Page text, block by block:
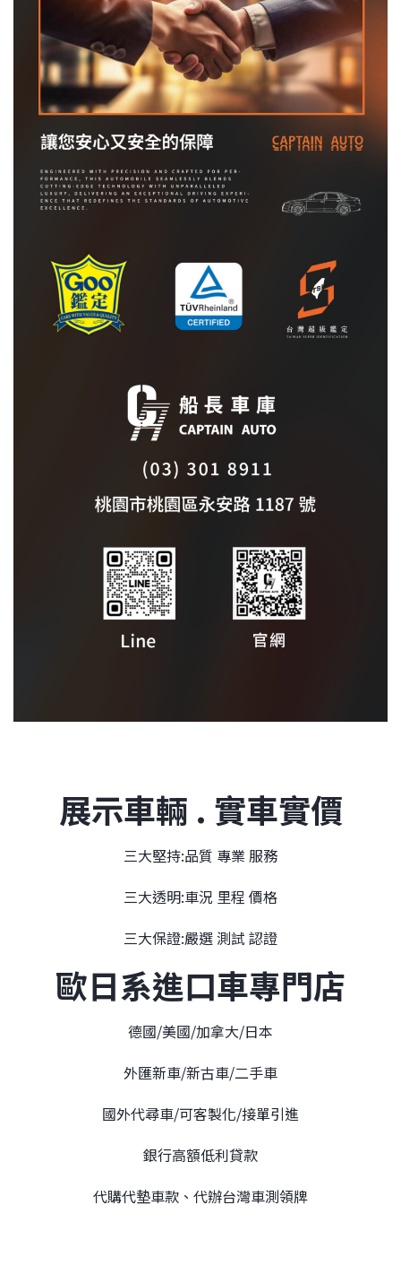
展示車輛 . 實車實價
三大堅持:品質 專業 服務
三大透明:車況 里程 價格
三大保證:嚴選 測試 認證
歐日系進口車專門店
德國/美國/加拿大/日本
外匯新車/新古車/二手車
國外代尋車/可客製化/接單引進
銀行高額低利貸款
代購代墊車款、代辦台灣車測領牌